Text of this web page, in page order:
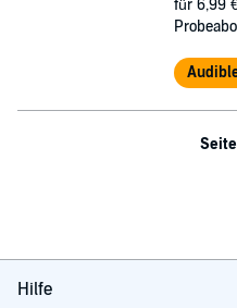
für 6,99
Seite
Hilfe